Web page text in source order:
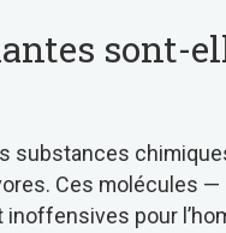
sont-
substances
Ces molécules
pour